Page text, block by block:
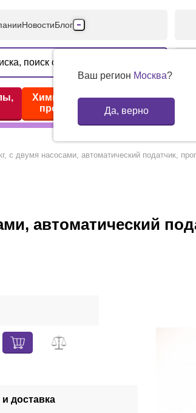
НовостиБлог
Производители
Партнеры
Контакты
Ваш регион Москва?
Да, верно
Химические реактивы,
препараты, наборы
с двумя насосами, автоматический податчик,
автоматический
доставка